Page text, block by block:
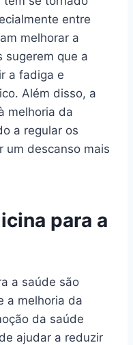
entre
melhorar a
sugerem que a
a fadiga e
Além disso, a
melhoria da
a regular os
um descanso mais
para a
a saúde são
a melhoria da
da saúde
ajudar a reduzir